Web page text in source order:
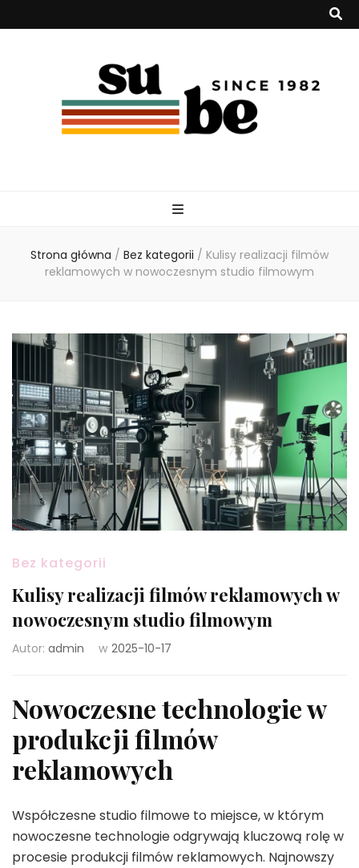
Strona główna / Bez kategorii / Kulisy realizacji filmów
reklamowych w nowoczesnym studio filmowym
Bez kategorii
Kulisy realizacji filmów reklamowych w
nowoczesnym studio filmowym
Autor: admin w 2025-10-17
Nowoczesne technologie w
produkcji filmów
reklamowych
Współczesne studio filmowe to miejsce, w którym
nowoczesne technologie odgrywają kluczową rolę w
procesie produkcji filmów reklamowych. Najnowszy